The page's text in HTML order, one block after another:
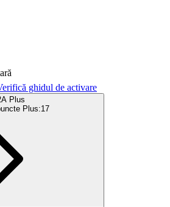
ghidul de activare
Plus
Plus:17